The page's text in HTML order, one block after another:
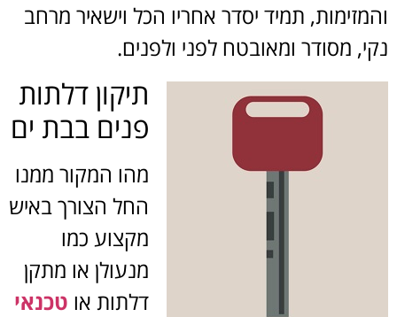
והמזימות, תמיד יסדר אחריו הכל וישאיר מרחב
נקי, מסודר ומאובטח לפני ולפנים.
תיקון דלתות
פנים בבת ים
מהו המקור ממנו
החל הצורך באיש
מקצוע כמו
מנעולן או מתקן
דלתות או טכנאי